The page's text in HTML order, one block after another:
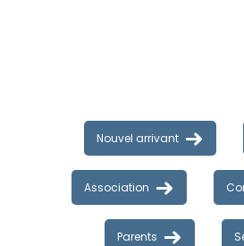
Nouvel arrivant
Association
Parents